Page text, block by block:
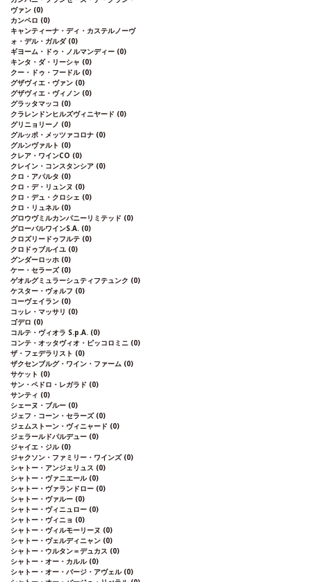
ヴァン (0)
カンペロ (0)
キャンティーナ・ディ・カステルノーヴ
ォ・デル・ガルダ (0)
ギヨーム・ドゥ・ノルマンディー (0)
キンタ・ダ・リーシャ (0)
クー・ドゥ・フードル (0)
グザヴィエ・ヴァン (0)
グザヴィエ・ヴィノン (0)
グラッタマッコ (0)
クラレンドンヒルズヴィニヤード (0)
グリニョリーノ (0)
グルッポ・メッツァコロナ (0)
グルンヴァルト (0)
クレア・ワインCO (0)
クレイン・コンスタンシア (0)
クロ・アパルタ (0)
クロ・デ・リュンヌ (0)
クロ・デュ・クロシェ (0)
クロ・リュネル (0)
グロウヴミルカンパニーリミテッド (0)
グローバルワインS.A. (0)
クロズリードゥフルテ (0)
クロドゥブルイユ (0)
グンダーロッホ (0)
ケー・セラーズ (0)
ゲオルグミュラーシュティフテュンク (0)
ケスター・ヴォルフ (0)
コーヴェイラン (0)
コッレ・マッサリ (0)
ゴデロ (0)
コルテ・ヴィオラ S.p.A. (0)
コンテ・オッタヴィオ・ピッコロミニ (0)
ザ・フェデラリスト (0)
ザクセンブルグ・ワイン・ファーム (0)
サケット (0)
サン・ペドロ・レガラド (0)
サンティ (0)
シェーヌ・ブルー (0)
ジェフ・コーン・セラーズ (0)
ジェムストーン・ヴィニャード (0)
ジェラールドパルデュー (0)
ジャイエ・ジル (0)
ジャクソン・ファミリー・ワインズ (0)
シャトー・アンジェリュス (0)
シャトー・ヴァニエール (0)
シャトー・ヴァランドロー (0)
シャトー・ヴァルー (0)
シャトー・ヴィニュロー (0)
シャトー・ヴィニョ (0)
シャトー・ヴィルモーリーヌ (0)
シャトー・ヴェルディニャン (0)
シャトー・ウルタン＝デュカス (0)
シャトー・オー・カルル (0)
シャトー・オー・バージ・アヴェル (0)